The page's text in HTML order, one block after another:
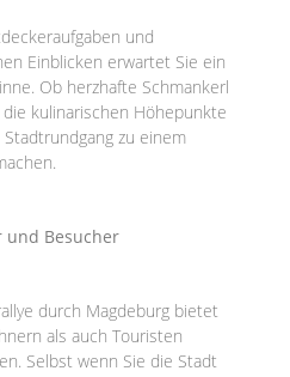
und
Einblicken erwartet Sie ein
Ob herzhafte Schmankerl
kulinarischen Höhepunkte
zu einem
und Besucher
durch Magdeburg bietet
als auch Touristen
Selbst wenn Sie die Stadt